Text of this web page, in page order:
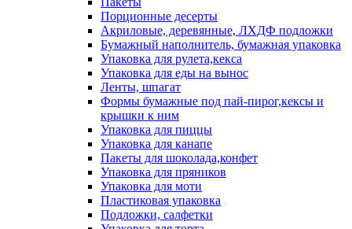
Порционные десерты
Акриловые, деревянные, ЛХДФ подложки
Бумажный наполнитель, бумажная упаковка
Упаковка для рулета,кекса
Упаковка для еды на вынос
Ленты, шпагат
Формы бумажные под пай-пирог,кексы и
крышки к ним
Упаковка для пиццы
Упаковка для канапе
Пакеты для шоколада,конфет
Упаковка для пряников
Упаковка для моти
Пластиковая упаковка
Подложки, салфетки